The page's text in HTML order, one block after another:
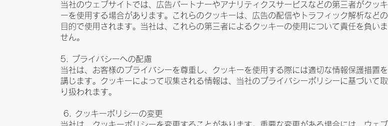
当社のウェブサイトでは、広告パートナーやアナリティクスサービスなどの第三者がクッキ
ーを使用する場合があります。これらのクッキーは、広告の配信やトラフィック解析などの
目的で使用されます。当社は、これらの第三者によるクッキーの使用について責任を負いま
せん。
5. プライバシーへの配慮
当社は、お客様のプライバシーを尊重し、クッキーを使用する際には適切な情報保護措置を
講じます。クッキーによって収集される情報は、当社のプライバシーポリシーに基づいて取
り扱われます。
6. クッキーポリシーの変更